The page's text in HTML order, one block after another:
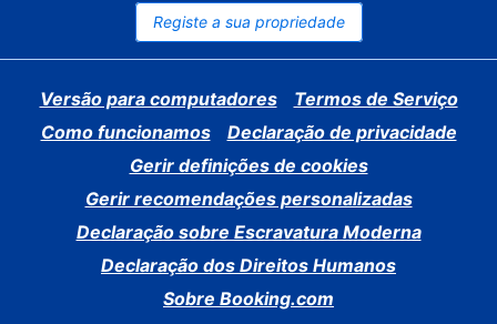
Registe a sua propriedade
Versão para computadores
Termos de Serviço
Como funcionamos
Declaração de privacidade
Gerir definições de cookies
Gerir recomendações personalizadas
Declaração sobre Escravatura Moderna
Declaração dos Direitos Humanos
Sobre Booking.com